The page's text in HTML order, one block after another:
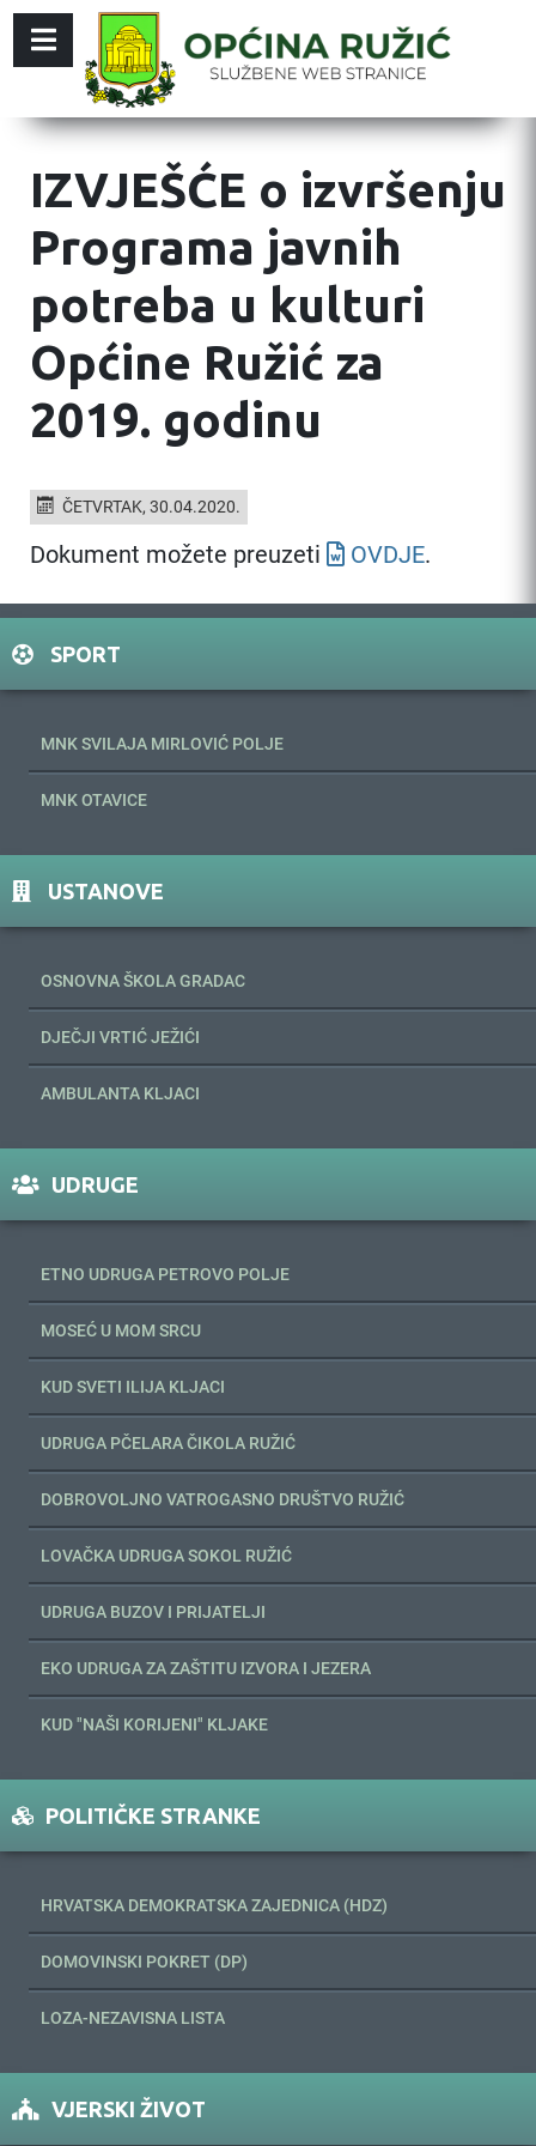
IZVJEŠĆE o izvršenju
Programa javnih
potreba u kulturi
Općine Ružić za
2019. godinu
ČETVRTAK, 30.04.2020.
Dokument možete preuzeti OVDJE.
SPORT
MNK SVILAJA MIRLOVIĆ POLJE
MNK OTAVICE
USTANOVE
OSNOVNA ŠKOLA GRADAC
DJEČJI VRTIĆ JEŽIĆI
AMBULANTA KLJACI
UDRUGE
ETNO UDRUGA PETROVO POLJE
MOSEĆ U MOM SRCU
KUD SVETI ILIJA KLJACI
UDRUGA PČELARA ČIKOLA RUŽIĆ
DOBROVOLJNO VATROGASNO DRUŠTVO RUŽIĆ
LOVAČKA UDRUGA SOKOL RUŽIĆ
UDRUGA BUZOV I PRIJATELJI
EKO UDRUGA ZA ZAŠTITU IZVORA I JEZERA
KUD "NAŠI KORIJENI" KLJAKE
POLITIČKE STRANKE
HRVATSKA DEMOKRATSKA ZAJEDNICA (HDZ)
DOMOVINSKI POKRET (DP)
LOZA-NEZAVISNA LISTA
VJERSKI ŽIVOT